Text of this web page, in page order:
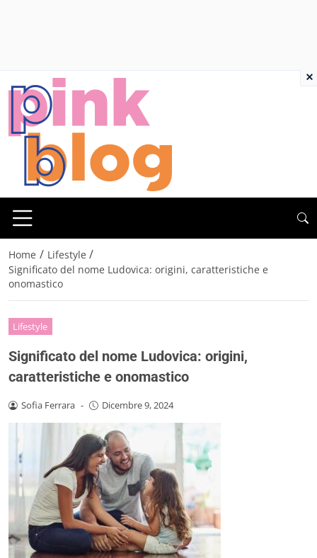
Home / Lifestyle /
Significato del nome Ludovica: origini, caratteristiche e
onomastico
Lifestyle
Significato del nome Ludovica: origini,
caratteristiche e onomastico
Sofia Ferrara - Dicembre 9, 2024
×